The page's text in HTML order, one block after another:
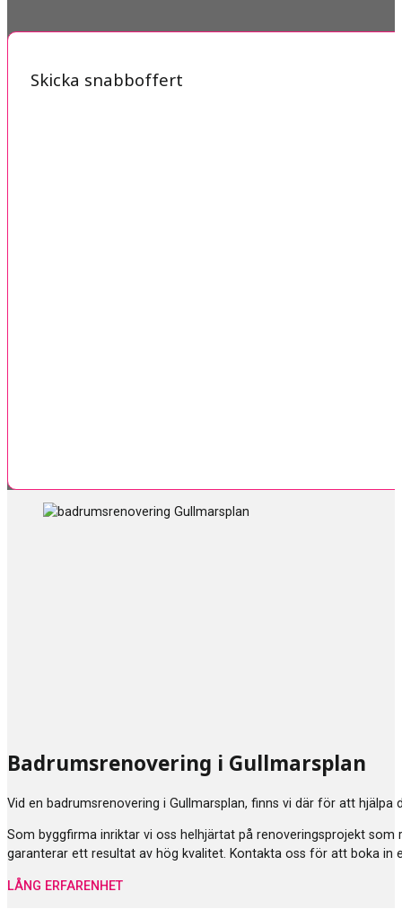
Skicka snabboffert
Badrumsrenovering i Gullmarsplan
Vid en badrumsrenovering i Gullmarsplan, finns vi där för att
Som byggfirma inriktar vi oss helhjärtat på renoveringsprojekt
garanterar ett resultat av hög kvalitet. Kontakta oss för att boka
LÅNG ERFARENHET